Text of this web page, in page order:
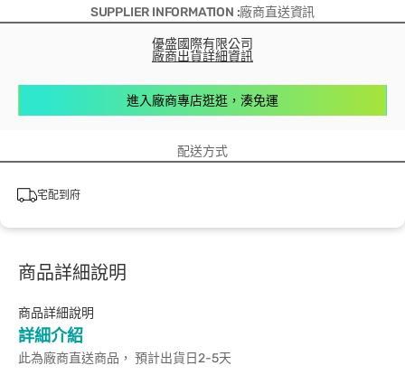
SUPPLIER INFORMATION :廠商直送資訊
優盛國際有限公司
廠商出貨詳細資訊
進入廠商專店逛逛，湊免運
配送方式
宅配到府
商品詳細說明
商品詳細說明
詳細介紹
此為廠商直送商品， 預計出貨日2-5天